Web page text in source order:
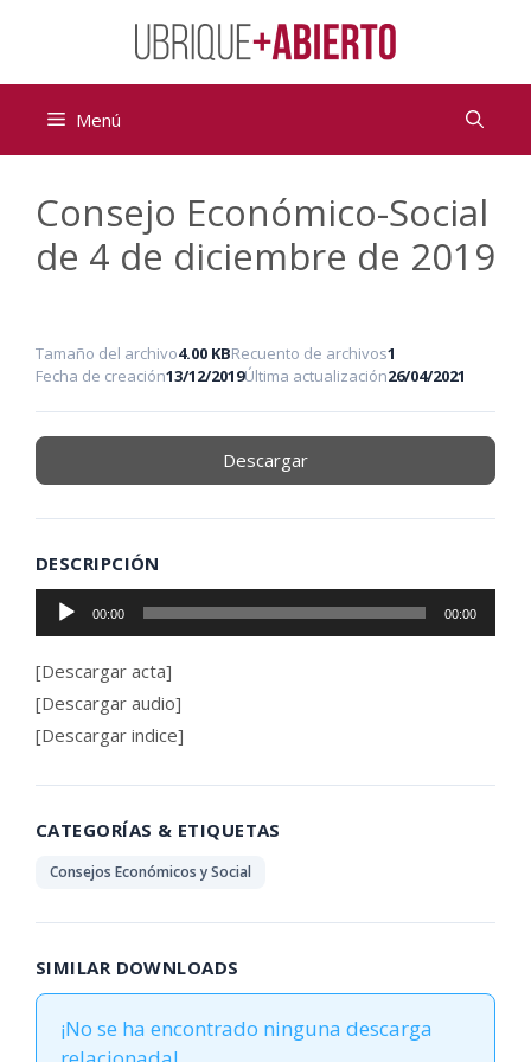
Menú
Consejo Económico-Social
de 4 de diciembre de 2019
Tamaño del archivo4.00 KBRecuento de archivos1
Fecha de creación13/12/2019Última actualización26/04/2021
Descargar
DESCRIPCIÓN
Reproductor
de
audio
00:00 00:00
[Descargar acta]
[Descargar audio]
[Descargar indice]
CATEGORÍAS & ETIQUETAS
Consejos Económicos y Social
SIMILAR DOWNLOADS
¡No se ha encontrado ninguna descarga